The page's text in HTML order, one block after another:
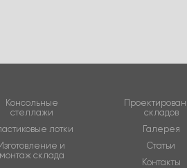
Консольные
стеллажи
лотки
Изготовление и
монтаж склада
складов
Галерея
Статьи
Контакты